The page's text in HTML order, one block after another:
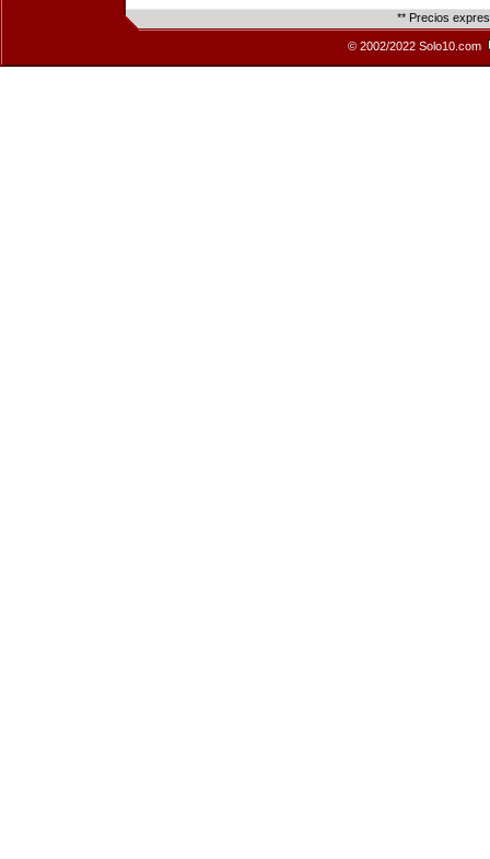
** Precios
© 2002/2022 Solo10.com